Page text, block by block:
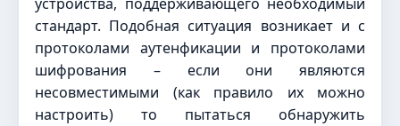
стандарт. Подобная ситуация возникает и с
протоколами аутенфикации и протоколами
шифрования – если они являются
несовместимыми (как правило их можно
настроить) то пытаться обнаружить